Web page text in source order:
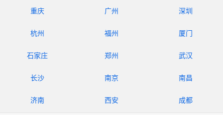
重庆 广州 深圳
杭州 福州 厦门
石家庄 郑州 武汉
长沙 南京 南昌
济南 西安 成都